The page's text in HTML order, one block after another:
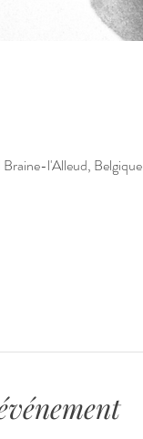
Braine-l'Alleud, Belgique